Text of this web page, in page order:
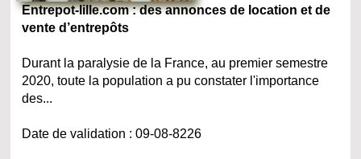
Entrepot-lille.com : des annonces de location et de
vente d’entrepôts
Durant la paralysie de la France, au premier semestre
2020, toute la population a pu constater l'importance
des...
Date de validation : 09-08-8226